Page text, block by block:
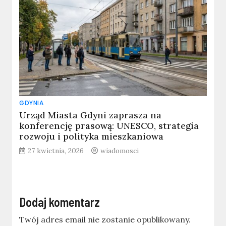
GDYNIA
Urząd Miasta Gdyni zaprasza na
konferencję prasową: UNESCO, strategia
rozwoju i polityka mieszkaniowa
27 kwietnia, 2026 wiadomosci
Dodaj komentarz
Twój adres email nie zostanie opublikowany.